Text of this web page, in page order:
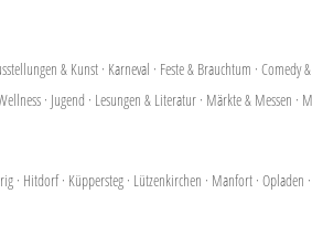
& Kunst · Karneval · Feste & Brauchtum · Comedy
· Jugend · Lesungen & Literatur · Märkte & Messen ·
· Hitdorf· Küppersteg · Lützenkirchen · Manfort · Opladen ·